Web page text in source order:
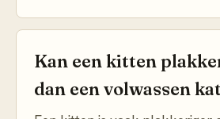
Kan een kitten
dan een volwassen